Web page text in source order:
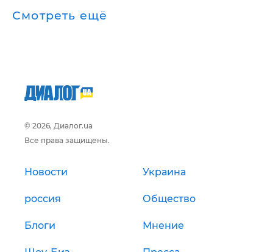
Смотреть ещё
© 2026, Диалог.ua
Все права защищены.
Новости Украина
россия Общество
Блоги Мнение